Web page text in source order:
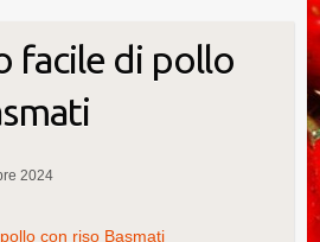
facile di pollo
2024